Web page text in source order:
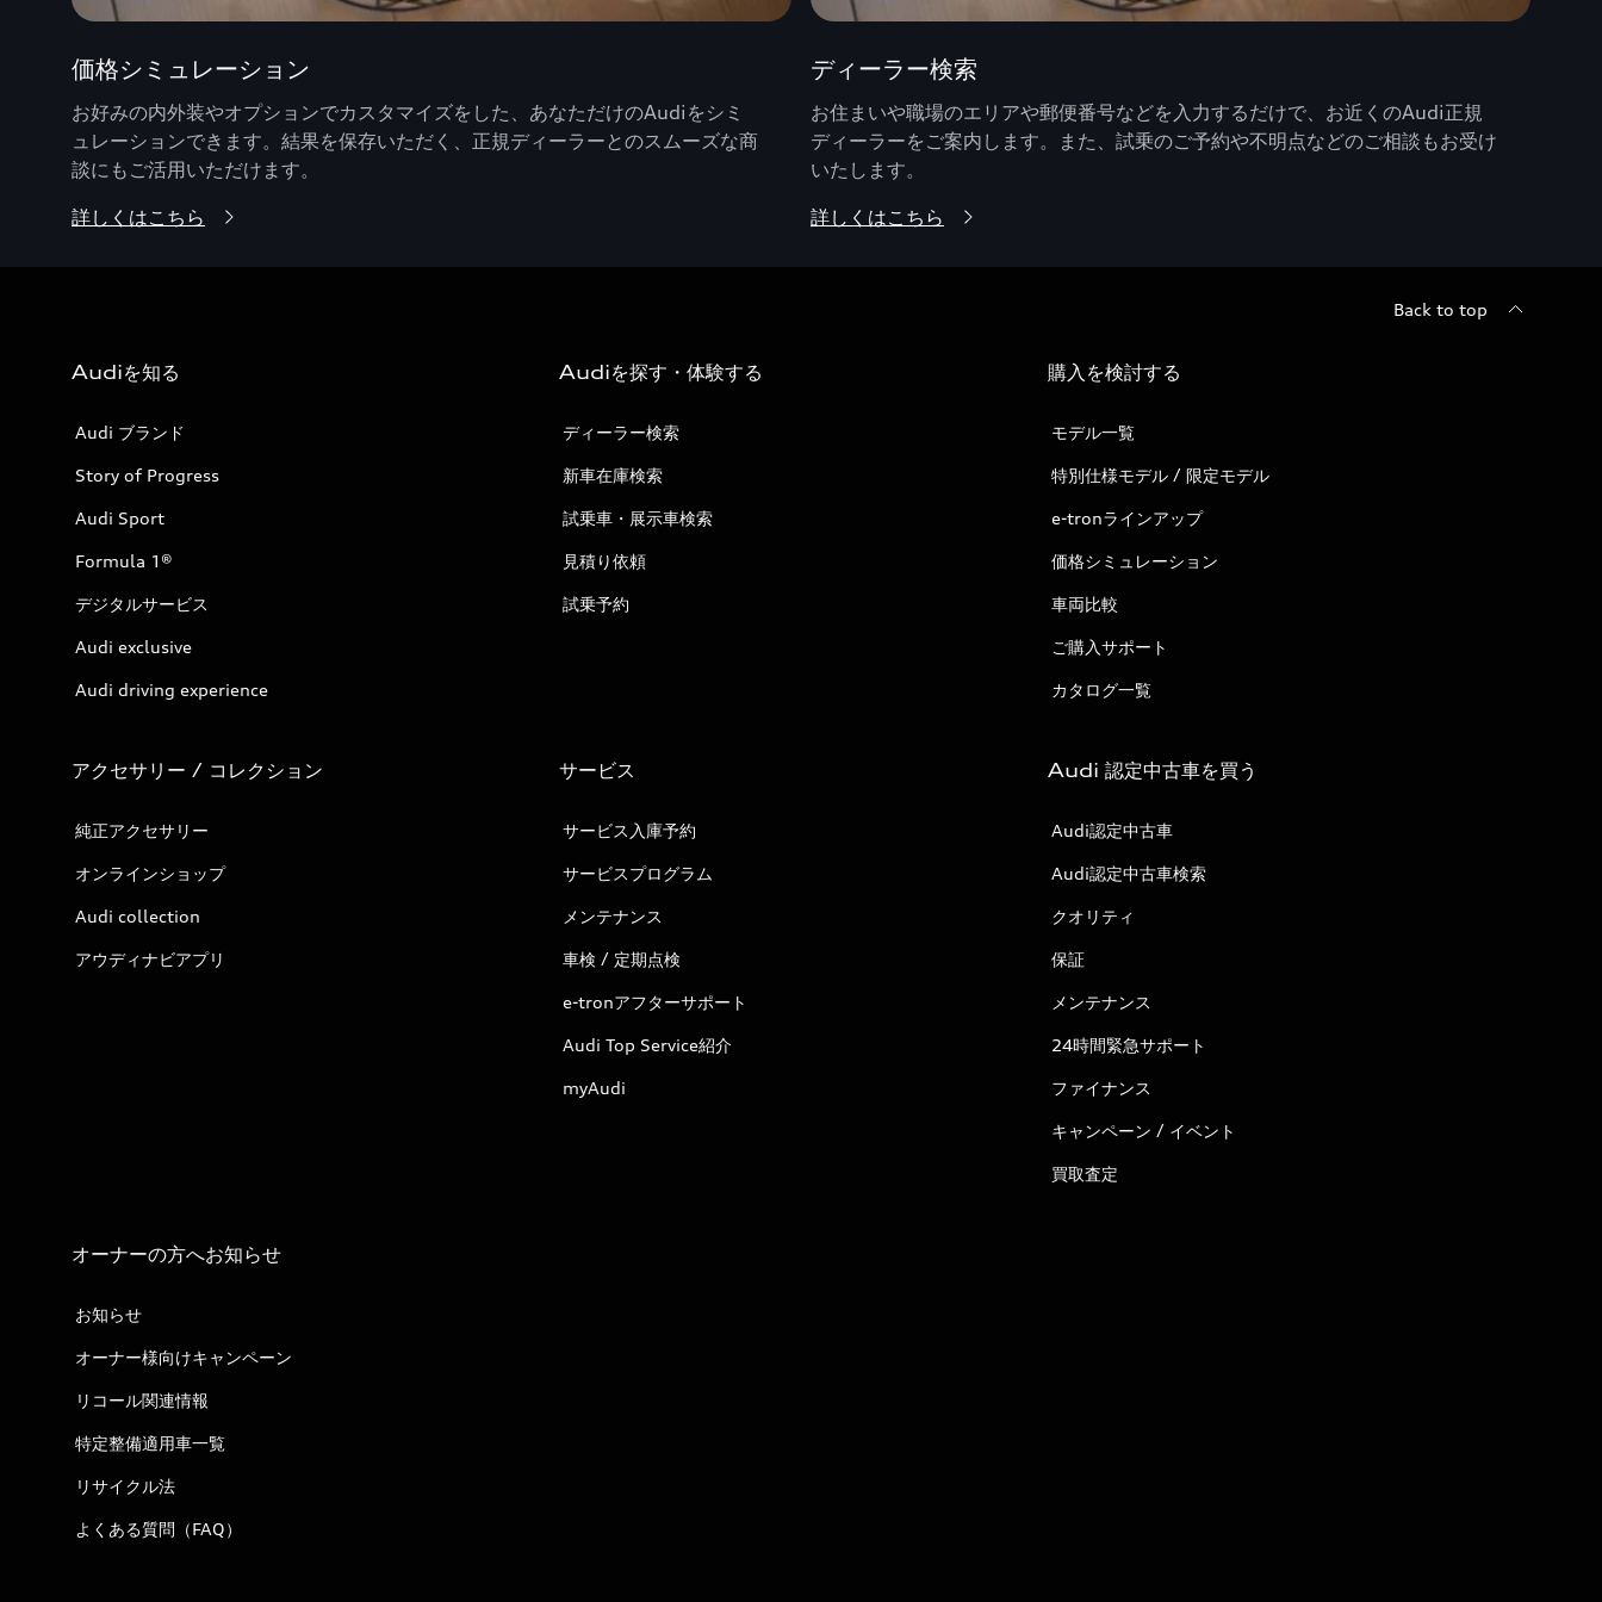
価格シミュレーション
お好みの内外装やオプションでカスタマイズをした、あなただけのAudiをシミ
ュレーションできます。結果を保存いただく、正規ディーラーとのスムーズな商
談にもご活用いただけます。
詳しくはこちら
ディーラー検索
お住まいや職場のエリアや郵便番号などを入力するだけで、お近くのAudi正規
ディーラーをご案内します。また、試乗のご予約や不明点などのご相談もお受け
いたします。
詳しくはこちら
Back to top
Audiを知る
Audi ブランド
Story of Progress
Audi Sport
Formula 1®
デジタルサービス
Audi exclusive
Audi driving experience
Audiを探す・体験する
ディーラー検索
新車在庫検索
試乗車・展示車検索
見積り依頼
試乗予約
購入を検討する
モデル一覧
特別仕様モデル / 限定モデル
e-tronラインアップ
価格シミュレーション
車両比較
ご購入サポート
カタログ一覧
アクセサリー / コレクション
純正アクセサリー
オンラインショップ
Audi collection
アウディナビアプリ
サービス
サービス入庫予約
サービスプログラム
メンテナンス
車検 / 定期点検
e-tronアフターサポート
Audi Top Service紹介
myAudi
Audi 認定中古車を買う
Audi認定中古車
Audi認定中古車検索
クオリティ
保証
メンテナンス
24時間緊急サポート
ファイナンス
キャンペーン / イベント
買取査定
オーナーの方へお知らせ
お知らせ
オーナー様向けキャンペーン
リコール関連情報
特定整備適用車一覧
リサイクル法
よくある質問（FAQ）